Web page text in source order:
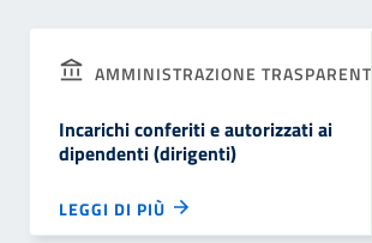
AMMINISTRAZIONE TRASPARENTE
Incarichi conferiti e autorizzati ai
dipendenti (dirigenti)
LEGGI DI PIÙ